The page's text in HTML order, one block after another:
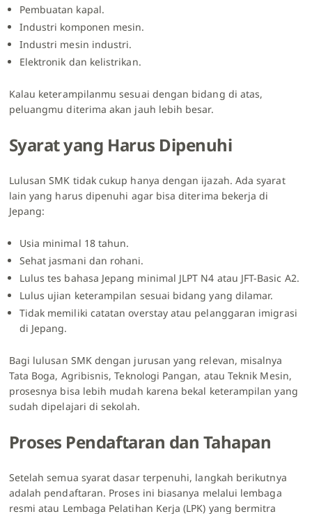
Pembuatan kapal.
Industri komponen mesin.
Industri mesin industri.
Elektronik dan kelistrikan.
Kalau keterampilanmu sesuai dengan bidang di atas,
peluangmu diterima akan jauh lebih besar.
Syarat yang Harus Dipenuhi
Lulusan SMK tidak cukup hanya dengan ijazah. Ada syarat
lain yang harus dipenuhi agar bisa diterima bekerja di
Jepang:
Usia minimal 18 tahun.
Sehat jasmani dan rohani.
Lulus tes bahasa Jepang minimal JLPT N4 atau JFT-Basic A2.
Lulus ujian keterampilan sesuai bidang yang dilamar.
Tidak memiliki catatan overstay atau pelanggaran imigrasi
di Jepang.
Bagi lulusan SMK dengan jurusan yang relevan, misalnya
Tata Boga, Agribisnis, Teknologi Pangan, atau Teknik Mesin,
prosesnya bisa lebih mudah karena bekal keterampilan yang
sudah dipelajari di sekolah.
Proses Pendaftaran dan Tahapan
Setelah semua syarat dasar terpenuhi, langkah berikutnya
adalah pendaftaran. Proses ini biasanya melalui lembaga
resmi atau Lembaga Pelatihan Kerja (LPK) yang bermitra